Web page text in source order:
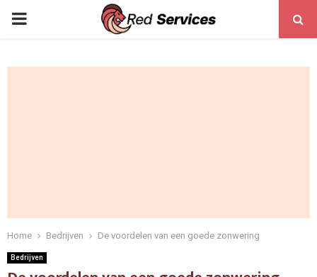
PRIMARY
Home Bedrijven De voordelen van een goede zonwering
Bedrijven